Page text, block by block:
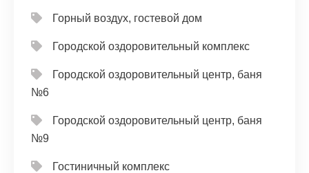
Горный воздух, гостевой дом
Городской оздоровительный комплекс
Городской оздоровительный центр, баня
№6
Городской оздоровительный центр, баня
№9
Гостиничный комплекс